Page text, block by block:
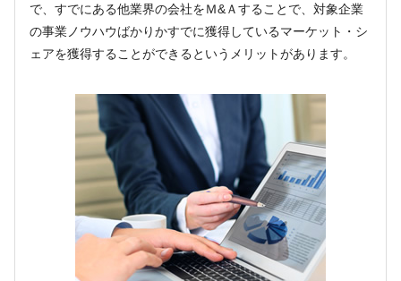
で、すでにある他業界の会社をＭ&Ａすることで、対象企業
の事業ノウハウばかりかすでに獲得しているマーケット・シ
ェアを獲得することができるというメリットがあります。